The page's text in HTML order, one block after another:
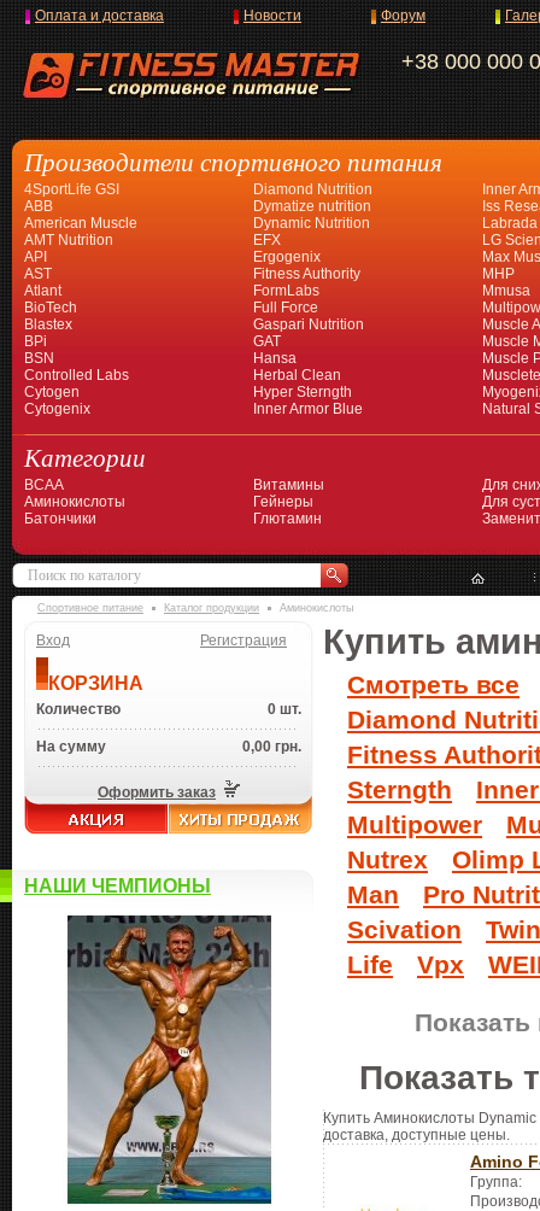
+38 000 000
Оплата и доставка Новости Форум
Производители спортивного питания
4SportLife GSI
ABB
American Muscle
AMT Nutrition
API
AST
Atlant
BioTech
Blastex
BPi
BSN
Controlled Labs
Cytogen
Cytogenix
Diamond Nutrition
Dymatize nutrition
Dynamic Nutrition
EFX
Ergogenix
Fitness Authority
FormLabs
Full Force
Gaspari Nutrition
GAT
Hansa
Herbal Clean
Hyper Sterngth
Inner Armor Blue
Inner
Iss
Labrada
LG
Max
MHP
Mmusa
Muscle
Muscle
Muscle
Natural
Категории
BCAA
Аминокислоты
Батончики
Витамины
Гейнеры
Глютамин
Для
Для
Спортивное питание Каталог продукции Аминокислоты
Вход Регистрация
КОРЗИНА
Количество 0 шт.
На сумму 0,00 грн.
Оформить заказ
НАШИ ЧЕМПИОНЫ
Купить
Смотреть все
Diamond
Fitness
Sterngth
Multipower
Nutrex
Olimp
Man
Pro
Scivation
Life
Vpx
Показать
Купить Аминокислоты Dynamic
доставка, доступные цены.
Amino
Группа: